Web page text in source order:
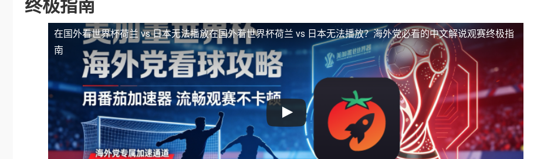
终极指南
在国外看世界杯荷兰 vs 日本无法播放在国外看世界杯荷兰 vs 日本无法播放？海外党必看的中文解说观赛终极指
南